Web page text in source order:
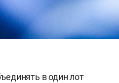
в один лот